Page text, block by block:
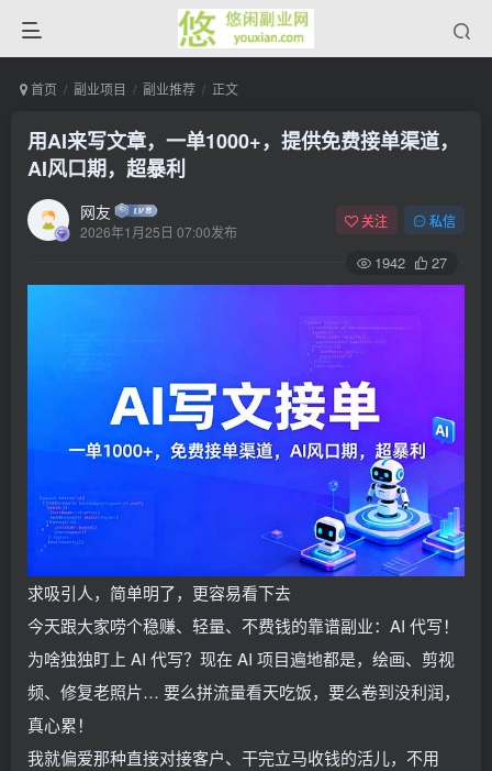
首页 副业项目 副业推荐 正文
用AI来写文章，一单1000+，提供免费接单渠道，
AI风口期，超暴利
网友
2026年1月25日 07:00发布
关注 私信
1942 27
求吸引人，简单明了，更容易看下去
今天跟大家唠个稳赚、轻量、不费钱的靠谱副业：AI 代写！
为啥独独盯上 AI 代写？现在 AI 项目遍地都是，绘画、剪视
频、修复老照片… 要么拼流量看天吃饭，要么卷到没利润，
真心累！
我就偏爱那种直接对接客户、干完立马收钱的活儿，不用